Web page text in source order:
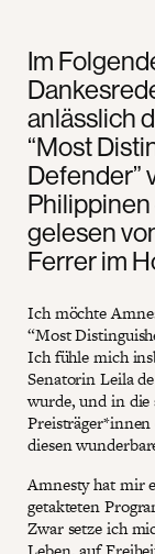
Im
anlässlich
“Most
Defender”
gelesen
Ferrer im
Ich möchte
“Most
Ich fühle mich
Senatorin Leila
wurde, und in die
Preisträger*innen
diesen
Amnesty hat mir
getakteten
Zwar setze ich